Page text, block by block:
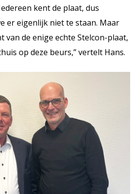
kent de plaat, dus
er eigenlijk niet te staan. Maar
van de enige echte Stelcon-plaat,
op deze beurs,” vertelt Hans.